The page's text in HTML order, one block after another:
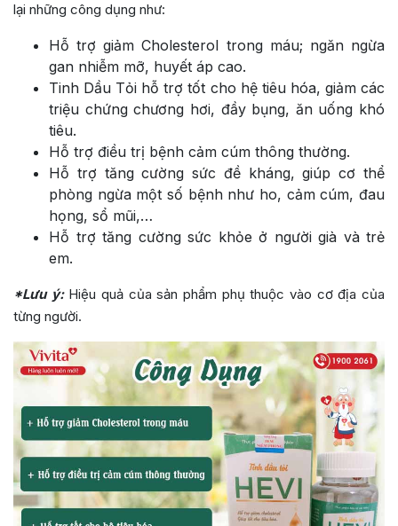
lại những công dụng như:
Hỗ trợ giảm Cholesterol trong máu; ngăn ngừa
gan nhiễm mỡ, huyết áp cao.
Tinh Dầu Tỏi hỗ trợ tốt cho hệ tiêu hóa, giảm các
triệu chứng chương hơi, đầy bụng, ăn uống khó
tiêu.
Hỗ trợ điều trị bệnh cảm cúm thông thường.
Hỗ trợ tăng cường sức đề kháng, giúp cơ thể
phòng ngừa một số bệnh như ho, cảm cúm, đau
họng, sổ mũi,…
Hỗ trợ tăng cường sức khỏe ở người già và trẻ
em.
*Lưu ý:Hiệu quả của sản phẩm phụ thuộc vào cơ địa của
từng người.